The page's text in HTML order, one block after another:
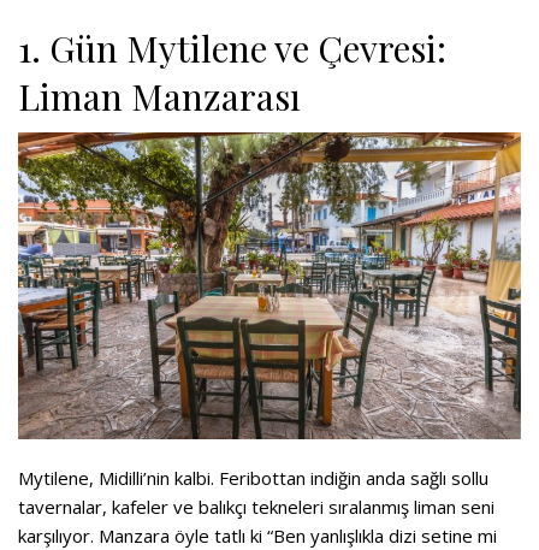
1. Gün Mytilene ve Çevresi:
Liman Manzarası
Mytilene, Midilli’nin kalbi. Feribottan indiğin anda sağlı sollu
tavernalar, kafeler ve balıkçı tekneleri sıralanmış liman seni
karşılıyor. Manzara öyle tatlı ki “Ben yanlışlıkla dizi setine mi